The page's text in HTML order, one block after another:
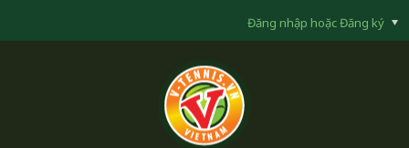
Đăng nhập hoặc Đăng ký